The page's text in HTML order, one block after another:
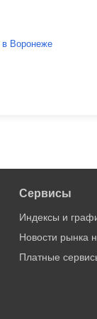
в Воронеже
Сервисы
Индексы и
Новости рынка
Платные